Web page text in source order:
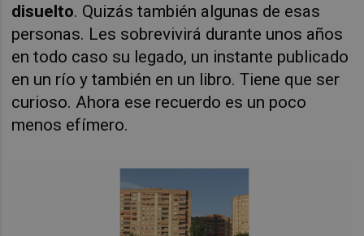
disuelto. Quizás también algunas de esas
personas. Les sobrevivirá durante unos años
en todo caso su legado, un instante publicado
en un río y también en un libro. Tiene que ser
curioso. Ahora ese recuerdo es un poco
menos efímero.